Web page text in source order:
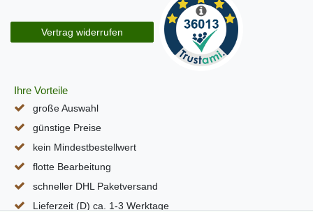
Vertrag widerrufen
Ihre Vorteile
große Auswahl
günstige Preise
kein Mindestbestellwert
flotte Bearbeitung
schneller DHL Paketversand
Lieferzeit (D) ca. 1-3 Werktage